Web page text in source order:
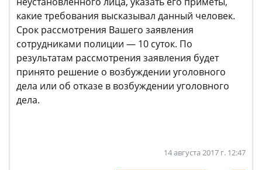
какие требования высказывал данный человек.
Срок рассмотрения Вашего заявления
сотрудниками полиции — 10 суток. По
результатам рассмотрения заявления будет
принято решение о возбуждении уголовного
дела или об отказе в возбуждении уголовного
дела.
14 августа 2017 г. 12:47